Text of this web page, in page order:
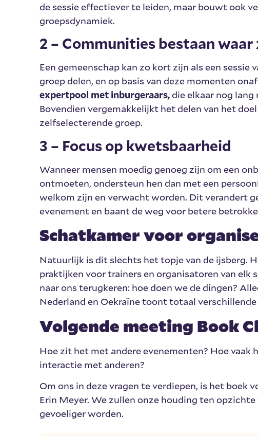
de sessie effectiever te leiden, maar bouwt ook
groepsdynamiek.
2 – Communities bestaan
Een gemeenschap kan zo kort zijn als een sessie
groep delen, en op basis van deze momenten
expertpool met inburgeraars,die elkaar nog lang
Bovendien vergemakkelijkt het delen van het
zelfselecterende groep.
3 – Focus op kwetsbaarheid
Wanneer mensen moedig genoeg zijn om een
ontmoeten, ondersteun hen dan met een
welkom zijn en verwacht worden. Dit verandert
evenement en baant de weg voor betere
Schatkamer voor
Natuurlijk is dit slechts het topje van de ijsberg.
praktijken voor trainers en organisatoren van elk
naar ons terugkeren: hoe doen we de dingen?
Nederland en Oekraïne toont totaal
Volgende meeting Book
Hoe zit het met andere evenementen? Hoe
interactie met anderen?
Om ons in deze vragen te verdiepen, is het boek
Erin Meyer. We zullen onze houding ten
gevoeliger worden.